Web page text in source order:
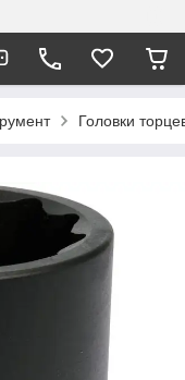
Головки